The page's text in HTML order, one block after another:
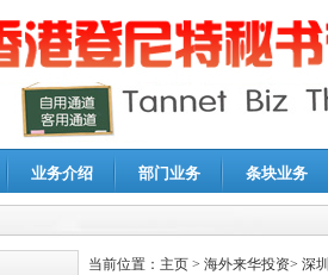
业务介绍 部门业务 条块业务
得税汇算清缴申报鉴证
当前位置： 主页 > 海外来华投资> 深